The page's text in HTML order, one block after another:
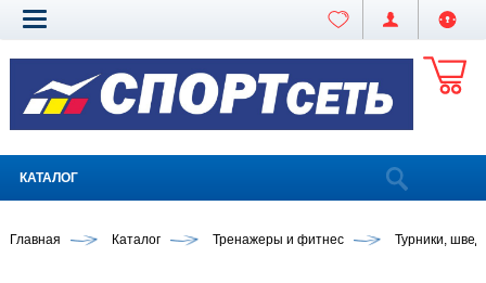
КАТАЛОГ
Главная Каталог Тренажеры и фитнес Турники,